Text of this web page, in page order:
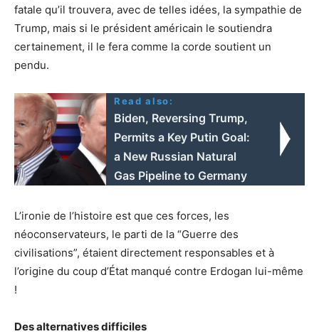
fatale qu’il trouvera, avec de telles idées, la sympathie de
Trump, mais si le président américain le soutiendra
certainement, il le fera comme la corde soutient un
pendu.
Read also:
Biden, Reversing Trump,
Permits a Key Putin Goal:
a New Russian Natural
Gas Pipeline to Germany
L’ironie de l’histoire est que ces forces, les
néoconservateurs, le parti de la “Guerre des
civilisations”, étaient directement responsables et à
l’origine du coup d’État manqué contre Erdogan lui-même
!
Des alternatives difficiles